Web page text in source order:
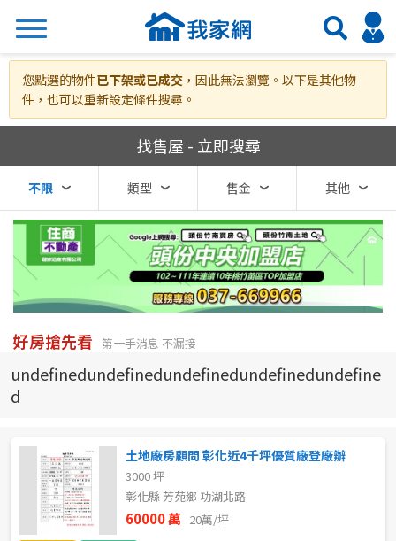
搜尋
縣市
台北市
基隆市
宜蘭縣
桃園市
新竹市
區域
不限
類型(可複選)
不拘 公寓 電梯大樓
您點選的物件已下架或已成交 ，因此無法瀏覽。以下是其他物
件，也可以重新設定條件搜尋。
我家網房屋買賣
找售屋 - 立即搜尋
不限 類型 售金 其他
好房搶先看 第一手消息 不漏接
undefinedundefinedundefinedundefinedundefine
d
土地廠房顧問 彰化近4千坪優質廠登廠辦
3000 坪
彰化縣 芳苑鄉 功湖北路
60000 萬 20萬/坪